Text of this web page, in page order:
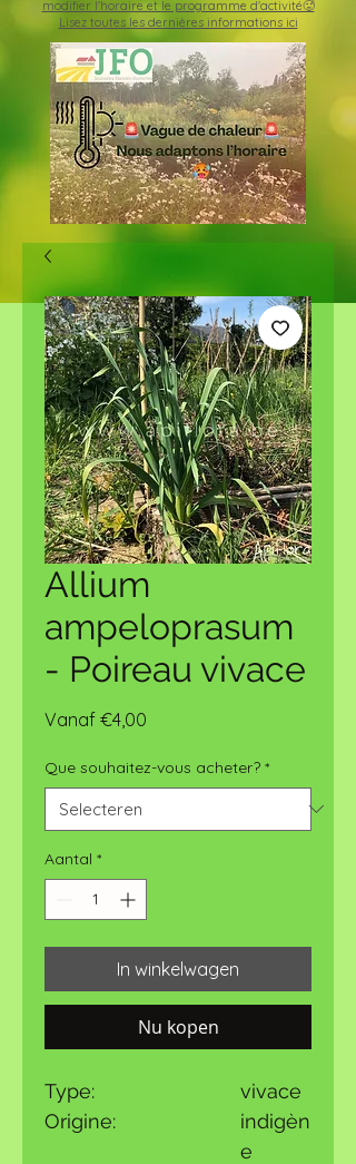
modifier l'horaire et le programme d'activité🥵
Lisez toutes les dernières informations ici
Allium
ampeloprasum
- Poireau vivace
Vanaf €4,00
Que souhaitez-vous acheter? *
Aantal *
In winkelwagen
Nu kopen
Type:
vivace
Origine:
indigèn
e